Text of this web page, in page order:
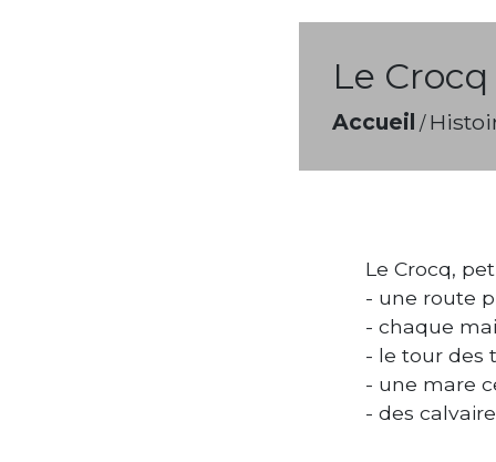
Le
Accueil /
Le Crocq,
- une route
- chaque
- le tour des
- une mare
- des